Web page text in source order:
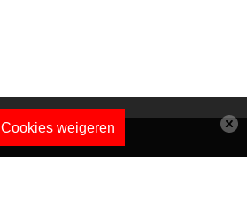
Cookies weigeren